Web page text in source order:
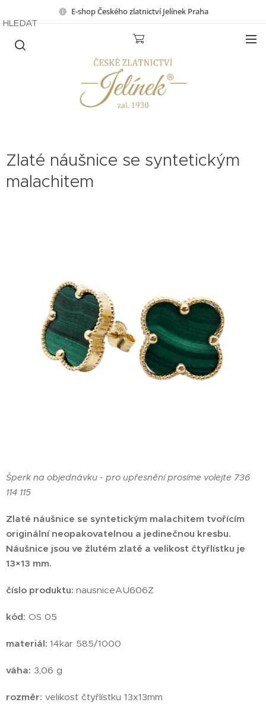
E-shop Českého zlatnictví Jelínek Praha
HLEDAT
Zlaté náušnice se syntetickým
malachitem
Šperk na objednávku - pro upřesnění prosíme volejte 736
114 115
Zlaté náušnice se syntetickým malachitem tvořícím
originální neopakovatelnou a jedinečnou kresbu.
Náušnice jsou ve žlutém zlatě a velikost čtyřlístku je
13×13 mm.
číslo produktu: nausniceAU606Z
kód: OS 05
materiál: 14kar 585/1000
váha: 3,06 g
rozměr: velikost čtyřlístku 13x13mm